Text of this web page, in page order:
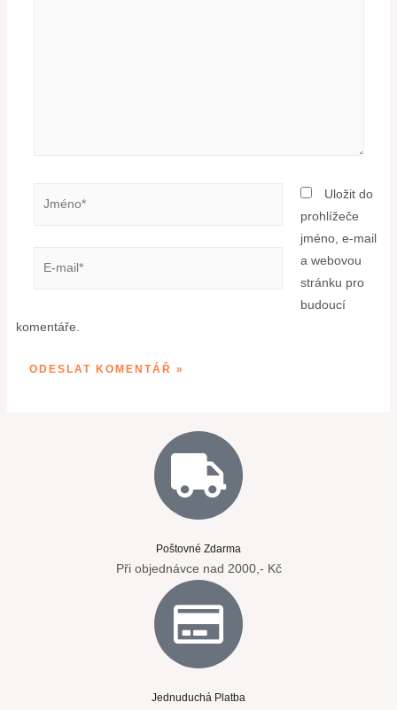
Uložit do
prohlížeče
jméno, e-mail
a webovou
stránku pro
budoucí
komentáře.
Poštovné Zdarma
Při objednávce nad 2000,- Kč
Jednuduchá Platba